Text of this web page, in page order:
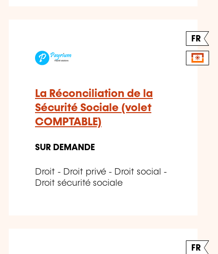
FR
La Réconciliation de la
Sécurité Sociale (volet
COMPTABLE)
SUR DEMANDE
Droit - Droit privé - Droit social -
Droit sécurité sociale
FR